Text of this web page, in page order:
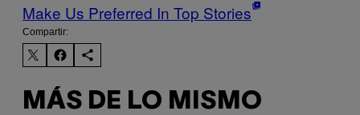
Make Us Preferred In Top Stories
Compartir:
MÁS DE LO MISMO